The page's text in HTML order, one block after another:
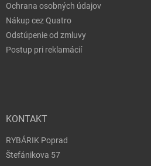
Ochrana osobných údajov
Nákup cez Quatro
Odstúpenie od zmluvy
Postup pri reklamácií
KONTAKT
RYBÁRIK Poprad
Štefánikova 57